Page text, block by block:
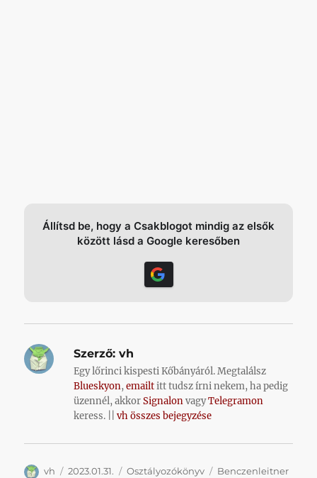
Állítsd be, hogy a Csakblogot mindig az elsők
között lásd a Google keresőben
Szerző: vh
Egy lőrinci kispesti Kőbányáról. Megtalálsz
Blueskyon,emailtitt tudsz írni nekem, ha pedig
üzennél, akkorSignalonvagyTelegramon
keress. ||vh összes bejegyzése
Szerző
vh Közzétéve
2023.01.31. Kategória
Osztályozókönyv Címke
Benczenleitner